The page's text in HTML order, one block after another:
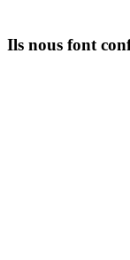
Ils nous font